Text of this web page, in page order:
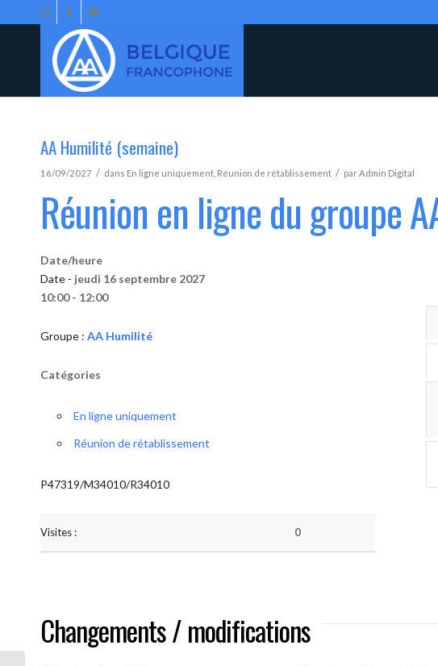
AA Humilité (semaine)
16/09/2027 / dans En ligne uniquement Réunion de rétablissement / parAdmin Digital
Réunion en ligne du groupe
Date/heure
Date - jeudi 16 septembre 2027
10:00 - 12:00
Groupe : AA Humilité
Catégories
En ligne uniquement
Réunion de rétablissement
P47319/M34010/R34010
Visites : 0
Changements / modifications